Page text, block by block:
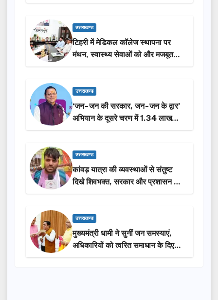
उत्तराखण्ड
टिहरी में मेडिकल कॉलेज स्थापना पर
मंथन, स्वास्थ्य सेवाओं को और मजबूत
करेगी सरकार: मुख्यमंत्री धामी…
उत्तराखण्ड
‘जन-जन की सरकार, जन-जन के द्वार’
अभियान के दूसरे चरण में 1.34 लाख
लोगों की भागीदारी…
उत्तराखण्ड
कांवड़ यात्रा की व्यवस्थाओं से संतुष्ट
दिखे शिवभक्त, सरकार और प्रशासन की
सराहना…
उत्तराखण्ड
मुख्यमंत्री धामी ने सुनीं जन समस्याएं,
अधिकारियों को त्वरित समाधान के दिए
निर्देश